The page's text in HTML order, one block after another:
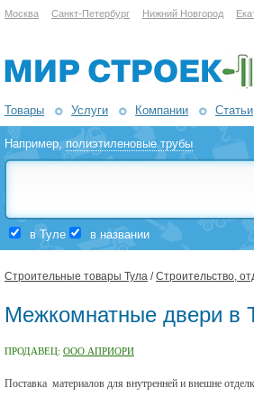
Москва Санкт-Петербург Нижний Новгород
Товары Услуги Компании Статьи
Например,полиэтиленовые трубы
в Туле в названии
Строительные товары Тула /Строительство,
Межкомнатные двери в
ПРОДАВЕЦ: ООО АПРИОРИ
Поставка материалов для внутренней и внешне